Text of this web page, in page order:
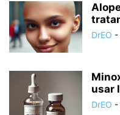
DrEO -
usar
DrEO -